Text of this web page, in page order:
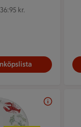
kr.